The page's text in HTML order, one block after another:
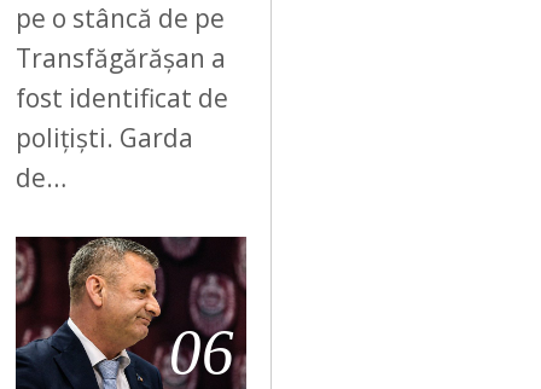
pe o stâncă de pe
Transfăgărășan a
fost identificat de
polițiști. Garda
de…
06